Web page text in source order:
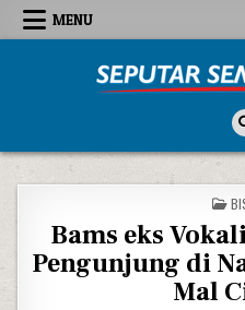
Skip to content
MENU
Bams eks
Pengunjung di
Mal